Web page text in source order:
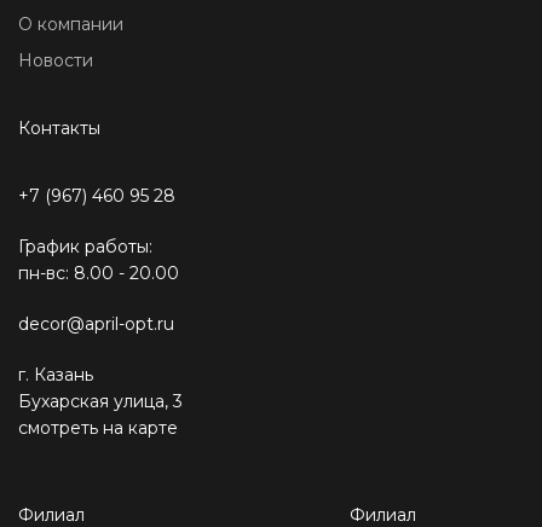
О компании
Новости
Контакты
+7 (967) 460 95 28
График работы:
пн-вс: 8.00 - 20.00
decor@april-opt.ru
г. Казань
Бухарская улица, 3
смотреть на карте
Филиал Филиал